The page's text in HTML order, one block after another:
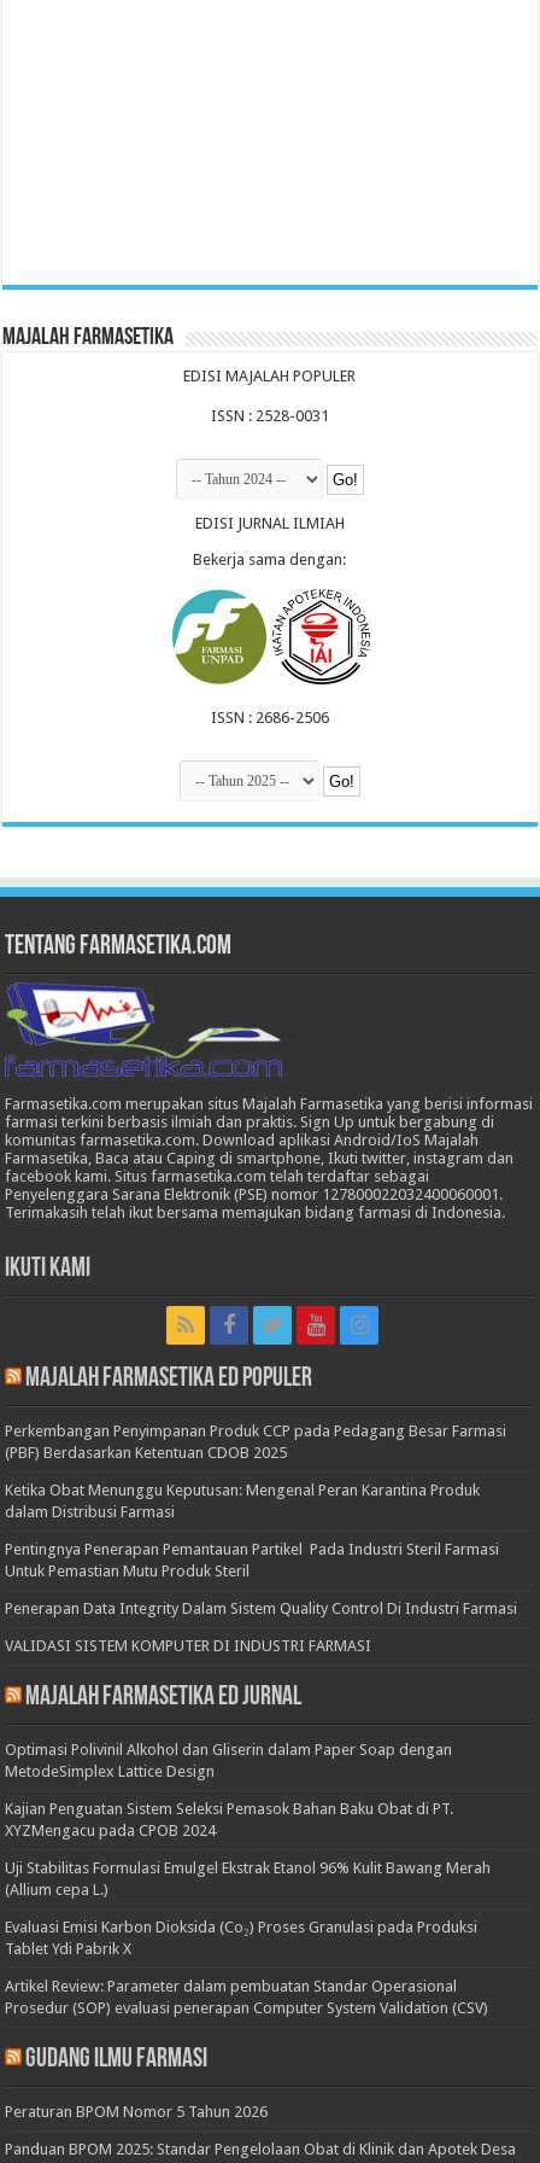
Majalah Farmasetika
EDISI MAJALAH POPULER
ISSN : 2528-0031
EDISI JURNAL ILMIAH
Bekerja sama dengan:
ISSN : 2686-2506
Tentang Farmasetika.com
Farmasetika.com merupakan situs Majalah Farmasetika yang berisi informasi
farmasi terkini berbasis ilmiah dan praktis. Sign Up untuk bergabung di
komunitas farmasetika.com. Download aplikasi Android/IoS Majalah
Farmasetika, Baca atau Caping di smartphone, Ikuti twitter, instagram dan
facebook kami. Situs farmasetika.com telah terdaftar sebagai
Penyelenggara Sarana Elektronik (PSE) nomor 127800022032400060001.
Terimakasih telah ikut bersama memajukan bidang farmasi di Indonesia.
Ikuti Kami
Majalah Farmasetika Ed Populer
Perkembangan Penyimpanan Produk CCP pada Pedagang Besar Farmasi
(PBF) Berdasarkan Ketentuan CDOB 2025
Ketika Obat Menunggu Keputusan: Mengenal Peran Karantina Produk
dalam Distribusi Farmasi
Pentingnya Penerapan Pemantauan Partikel Pada Industri Steril Farmasi
Untuk Pemastian Mutu Produk Steril
Penerapan Data Integrity Dalam Sistem Quality Control Di Industri Farmasi
VALIDASI SISTEM KOMPUTER DI INDUSTRI FARMASI
Majalah Farmasetika Ed Jurnal
Optimasi Polivinil Alkohol dan Gliserin dalam Paper Soap dengan
MetodeSimplex Lattice Design
Kajian Penguatan Sistem Seleksi Pemasok Bahan Baku Obat di PT.
XYZMengacu pada CPOB 2024
Uji Stabilitas Formulasi Emulgel Ekstrak Etanol 96% Kulit Bawang Merah
(Allium cepa L.)
Evaluasi Emisi Karbon Dioksida (Co₂) Proses Granulasi pada Produksi
Tablet Ydi Pabrik X
Artikel Review: Parameter dalam pembuatan Standar Operasional
Prosedur (SOP) evaluasi penerapan Computer System Validation (CSV)
Gudang Ilmu Farmasi
Peraturan BPOM Nomor 5 Tahun 2026
Panduan BPOM 2025: Standar Pengelolaan Obat di Klinik dan Apotek Desa